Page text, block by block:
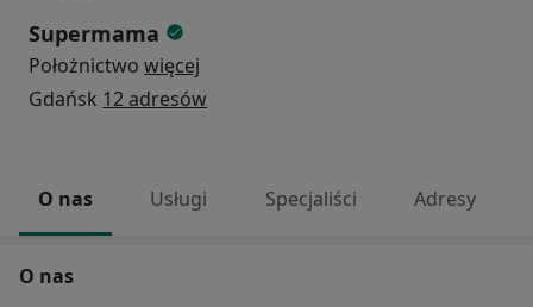
Supermama
Położnictwo więcej
Gdańsk 12 adresów
O nas Usługi Specjaliści Adresy
O nas